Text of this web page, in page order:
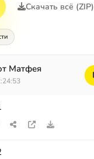
Скачать всё (ZIP)
Матфея